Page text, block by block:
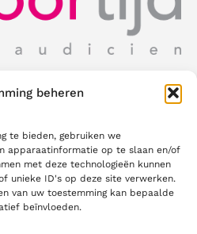
beheren
te bieden, gebruiken we
apparaatinformatie op te slaan en/of
met deze technologieën kunnen
unieke ID's op deze site verwerken.
van uw toestemming kan bepaalde
beïnvloeden.
onze nieuwsbrief!
nieuws over Hoortijd,
in uw mailbox.